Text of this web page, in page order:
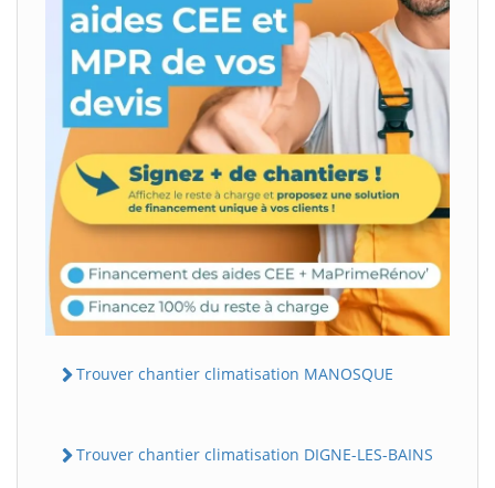
Trouver chantier climatisation MANOSQUE
Trouver chantier climatisation DIGNE-LES-BAINS